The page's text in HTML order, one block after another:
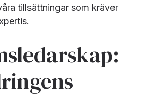
tillsättningar som kräver